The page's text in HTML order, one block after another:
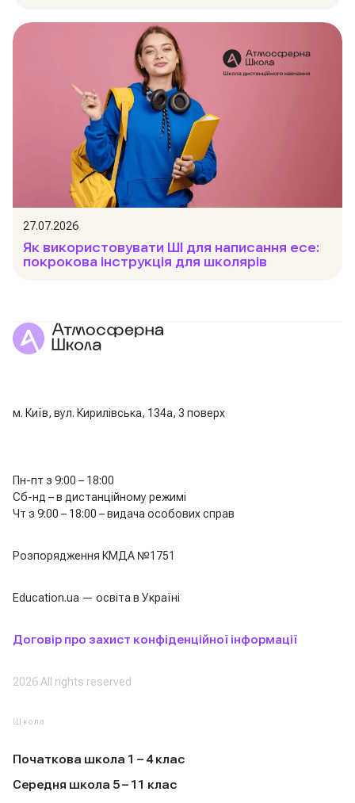
27.07.2026
Як використовувати ШІ для написання есе:
покрокова інструкція для школярів
м. Київ, вул. Кирилівська, 134а, 3 поверх
Пн-пт з 9:00 – 18:00
Сб-нд – в дистанційному режимі
Чт з 9:00 – 18:00 – видача особових справ
Розпорядження КМДА №1751
Education.ua — освіта в Україні
Договір про захист конфіденційної інформації
2026 All rights reserved
Школа
Початкова школа 1 – 4 клас
Середня школа 5 – 11 клас